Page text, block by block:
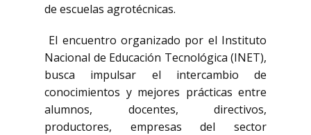
de escuelas agrotécnicas.
El encuentro organizado por el Instituto
Nacional de Educación Tecnológica (INET),
busca impulsar el intercambio de
conocimientos y mejores prácticas entre
alumnos, docentes, directivos,
productores, empresas del sector